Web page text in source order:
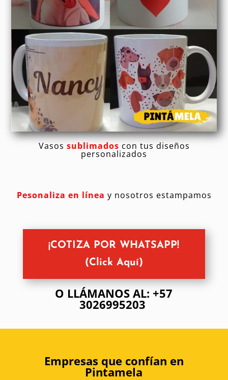
Vasos sublimados con tus diseños
personalizados
Pesonaliza en línea y nosotros estampamos
¡COTIZA POR WHATSAPP!
(Click Aquí)
O LLÁMANOS AL: +57
3026995203
Empresas que confían en
Pintamela